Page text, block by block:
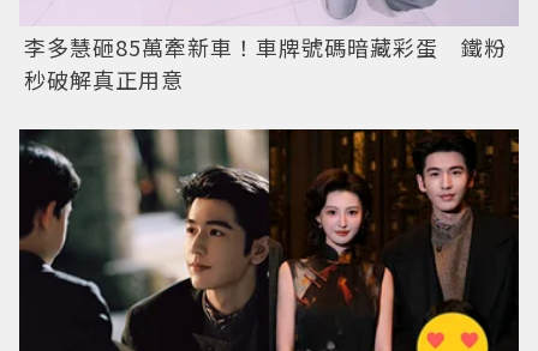
李多慧砸85萬牽新車！車牌號碼暗藏彩蛋 鐵粉
秒破解真正用意